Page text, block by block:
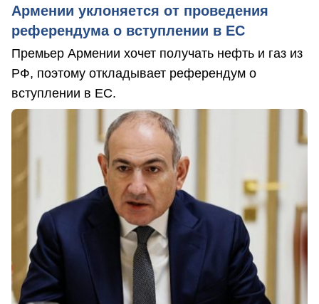
Армении уклоняется от проведения
референдума о вступлении в ЕС
Премьер Армении хочет получать нефть и газ из
РФ, поэтому откладывает референдум о
вступлении в ЕС.